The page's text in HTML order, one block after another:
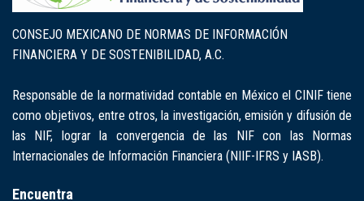
CONSEJO MEXICANO DE NORMAS DE INFORMACIÓN
FINANCIERA Y DE SOSTENIBILIDAD, A.C.
Responsable de la normatividad contable en México el CINIF tiene
como objetivos, entre otros, la investigación, emisión y difusión de
las NIF, lograr la convergencia de las NIF con las Normas
Internacionales de Información Financiera (NIIF-IFRS y IASB).
Encuentra